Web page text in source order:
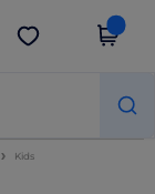
Λήψη app
Kids